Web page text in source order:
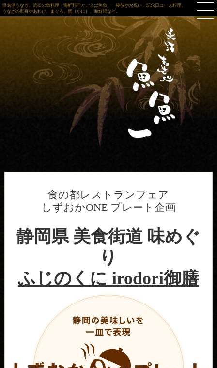
浜名湖うなぎ、浜松の魚料理・海鮮料理といえば魚魚一 接待やお祝い・記念日コース料理。
うなぎの刺身やあわび、まぐろ、蟹（かに）、海鮮鍋など。
食の都レストランフェア
しずおかONE プレート企画
静岡県 美食街道 味めぐ
り
ふじのくに irodori御膳